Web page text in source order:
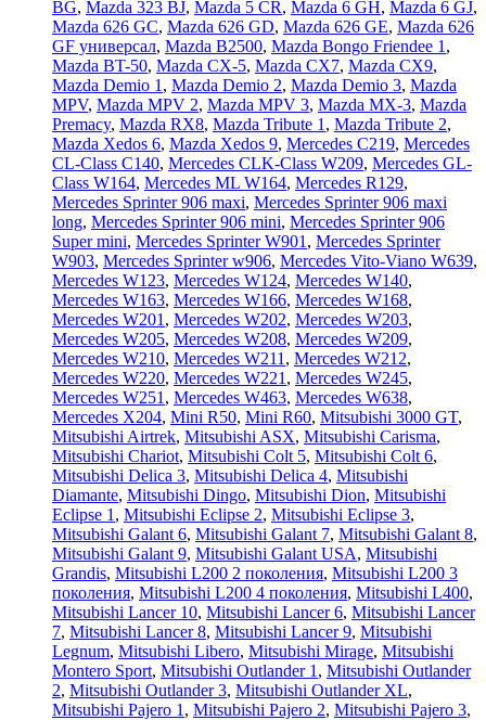
BG, Mazda 323 BJ, Mazda 5 CR, Mazda 6 GH, Mazda 6 GJ,
Mazda 626 GC, Mazda 626 GD, Mazda 626 GE, Mazda 626
GF универсал, Mazda B2500, Mazda Bongo Friendee 1 ,
Mazda BT-50, Mazda CX-5, Mazda CX7, Mazda CX9,
Mazda Demio 1 , Mazda Demio 2, Mazda Demio 3, Mazda
MPV, Mazda MPV 2, Mazda MPV 3, Mazda MX-3, Mazda
Premacy, Mazda RX8, Mazda Tribute 1 , Mazda Tribute 2,
Mazda Xedos 6, Mazda Xedos 9, Mercedes C219, Mercedes
CL-Class C140, Mercedes CLK-Class W209, Mercedes GL-
Class W164, Mercedes ML W164, Mercedes R129,
Mercedes Sprinter 906 maxi, Mercedes Sprinter 906 maxi
long, Mercedes Sprinter 906 mini, Mercedes Sprinter 906
Super mini, Mercedes Sprinter W901 , Mercedes Sprinter
W903, Mercedes Sprinter w906, Mercedes Vito-Viano W639,
Mercedes W123, Mercedes W124, Mercedes W140,
Mercedes W163, Mercedes W166, Mercedes W168,
Mercedes W201 , Mercedes W202, Mercedes W203,
Mercedes W205, Mercedes W208, Mercedes W209,
Mercedes W210, Mercedes W211 , Mercedes W212,
Mercedes W220, Mercedes W221 , Mercedes W245,
Mercedes W251 , Mercedes W463, Mercedes W638,
Mercedes X204, Mini R50, Mini R60, Mitsubishi 3000 GT,
Mitsubishi Airtrek, Mitsubishi ASX, Mitsubishi Carisma,
Mitsubishi Chariot, Mitsubishi Colt 5, Mitsubishi Colt 6,
Mitsubishi Delica 3, Mitsubishi Delica 4, Mitsubishi
Diamante, Mitsubishi Dingo, Mitsubishi Dion, Mitsubishi
Eclipse 1 , Mitsubishi Eclipse 2, Mitsubishi Eclipse 3,
Mitsubishi Galant 6, Mitsubishi Galant 7, Mitsubishi Galant 8,
Mitsubishi Galant 9, Mitsubishi Galant USA, Mitsubishi
Grandis, Mitsubishi L200 2 поколения, Mitsubishi L200 3
поколения, Mitsubishi L200 4 поколения, Mitsubishi L400,
Mitsubishi Lancer 10, Mitsubishi Lancer 6, Mitsubishi Lancer
7, Mitsubishi Lancer 8, Mitsubishi Lancer 9, Mitsubishi
Legnum, Mitsubishi Libero, Mitsubishi Mirage, Mitsubishi
Montero Sport, Mitsubishi Outlander 1 , Mitsubishi Outlander
2, Mitsubishi Outlander 3, Mitsubishi Outlander XL,
Mitsubishi Pajero 1 , Mitsubishi Pajero 2, Mitsubishi Pajero 3,